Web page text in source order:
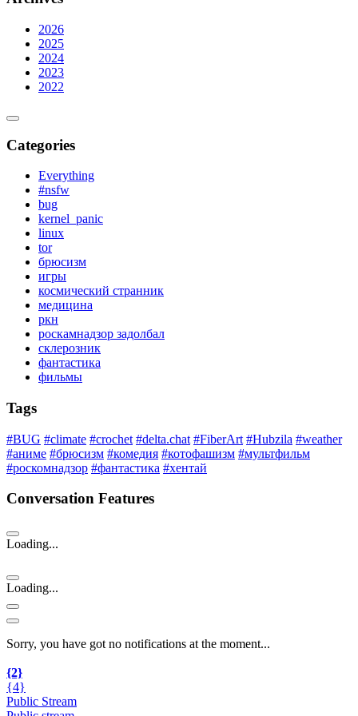
2026
2025
2024
2023
2022
Categories
Everything
#nsfw
bug
kernel_panic
linux
tor
брюсизм
игры
космический странник
медицина
ркн
роскамнадзор задолбал
склерозник
фантастика
фильмы
Tags
#BUG #climate #crochet #delta.chat #FiberArt #Hubzila #weather
#аниме #брюсизм #комедия #котофашизм #мультфильм
#роскомнадзор #фантастика #хентай
Conversation Features
Loading...
Loading...
Sorry, you have got no notifications at the moment...
{2}
{4}
Public Stream